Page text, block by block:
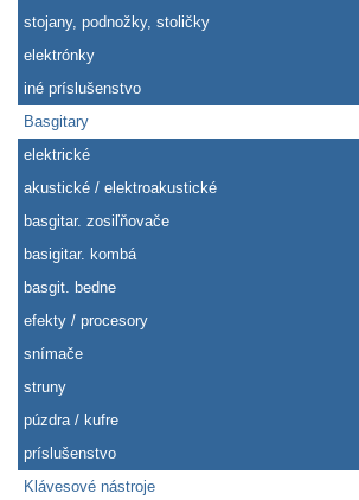
stojany, podnožky, stoličky
elektrónky
iné príslušenstvo
Basgitary
elektrické
akustické / elektroakustické
basgitar. zosiľňovače
basigitar. kombá
basgit. bedne
efekty / procesory
snímače
struny
púzdra / kufre
príslušenstvo
Klávesové nástroje